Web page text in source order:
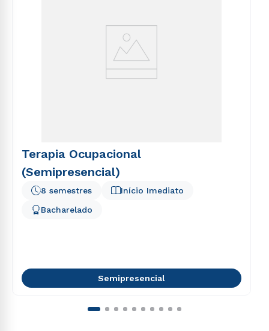
Terapia Ocupacional
(Semipresencial)
Início Imediato
8 semestres
Bacharelado
Semipresencial